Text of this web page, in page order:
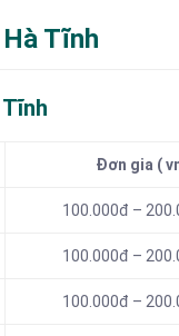
Tĩnh
Đơn gia (
100.000đ –
100.000đ –
100.000đ –